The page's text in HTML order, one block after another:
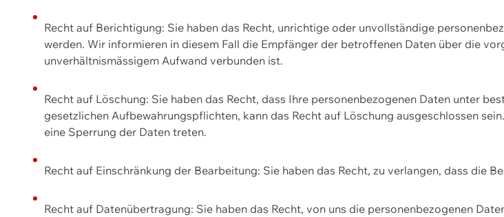
Recht auf Berichtigung: Sie haben das Recht, unrichtige oder unvollständige
werden. Wir informieren in diesem Fall die Empfänger der betroffenen Daten über die
unverhältnismässigem Aufwand verbunden ist.
Recht auf Löschung: Sie haben das Recht, dass Ihre personenbezogenen Daten unter
gesetzlichen Aufbewahrungspflichten, kann das Recht auf Löschung ausgeschlossen
eine Sperrung der Daten treten.
Recht auf Einschränkung der Bearbeitung: Sie haben das Recht, zu verlangen, dass die
Recht auf Datenübertragung: Sie haben das Recht, von uns die personenbezogenen